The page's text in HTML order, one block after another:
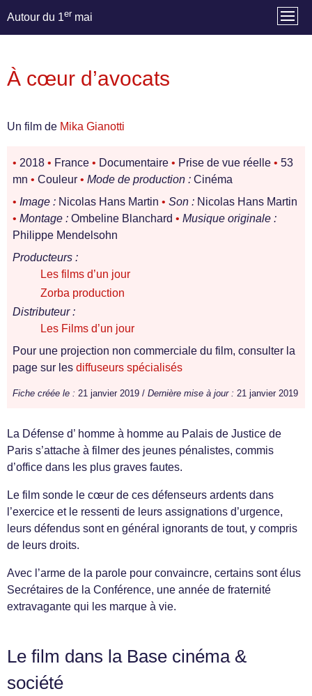
Autour du 1er mai
À cœur d’avocats
Un film de Mika Gianotti
• 2018 • France • Documentaire • Prise de vue réelle • 53
mn • Couleur • Mode de production : Cinéma
• Image : Nicolas Hans Martin • Son : Nicolas Hans Martin
• Montage : Ombeline Blanchard • Musique originale :
Philippe Mendelsohn
Producteurs :
Les films d’un jour
Zorba production
Distributeur :
Les Films d’un jour
Pour une projection non commerciale du film, consulter la
page sur les diffuseurs spécialisés
Fiche créée le : 21 janvier 2019 / Dernière mise à jour : 21 janvier 2019
La Défense d’ homme à homme au Palais de Justice de
Paris s’attache à filmer des jeunes pénalistes, commis
d’office dans les plus graves fautes.
Le film sonde le cœur de ces défenseurs ardents dans
l’exercice et le ressenti de leurs assignations d’urgence,
leurs défendus sont en général ignorants de tout, y compris
de leurs droits.
Avec l’arme de la parole pour convaincre, certains sont élus
Secrétaires de la Conférence, une année de fraternité
extravagante qui les marque à vie.
Le film dans la Base cinéma &
société